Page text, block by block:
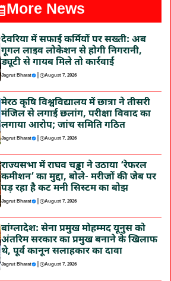
More News
देवरिया में सफाई कर्मियों पर सख्ती: अब
गूगल लाइव लोकेशन से होगी निगरानी,
ड्यूटी से गायब मिले तो कार्रवाई
Jagrut Bharat | August 7, 2026
मेरठ कृषि विश्वविद्यालय में छात्रा ने तीसरी
मंजिल से लगाई छलांग, परीक्षा विवाद का
लगाया आरोप; जांच समिति गठित
Jagrut Bharat | August 7, 2026
राज्यसभा में राघव चड्ढा ने उठाया ‘रेफरल
कमीशन’ का मुद्दा, बोले- मरीजों की जेब पर
पड़ रहा है कट मनी सिस्टम का बोझ
Jagrut Bharat | August 7, 2026
बांग्लादेश: सेना प्रमुख मोहम्मद यूनुस को
अंतरिम सरकार का प्रमुख बनाने के खिलाफ
थे, पूर्व कानून सलाहकार का दावा
Jagrut Bharat | August 7, 2026